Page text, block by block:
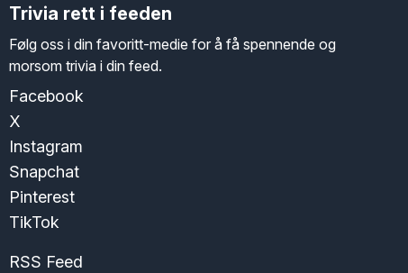
Trivia rett i feeden
Følg oss i din favoritt-medie for å få spennende og
morsom trivia i din feed.
Facebook
X
Instagram
Snapchat
Pinterest
TikTok
RSS Feed